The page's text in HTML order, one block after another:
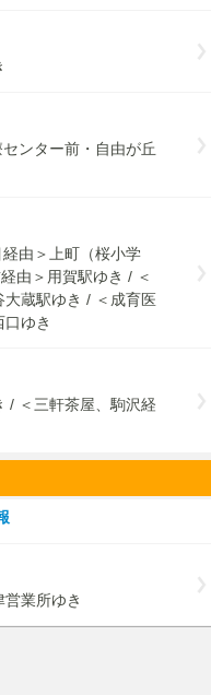
ンター前・自由が丘
由＞上町（桜小学
由＞用賀駅ゆき / ＜
大蔵駅ゆき / ＜成育医
ゆき
/ ＜三軒茶屋、駒沢経
業所ゆき